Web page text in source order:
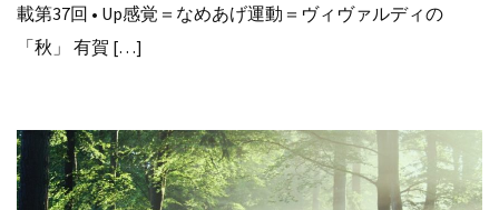
載第37回 • Up感覚＝なめあげ運動＝ヴィヴァルディの
「秋」 有賀 […]